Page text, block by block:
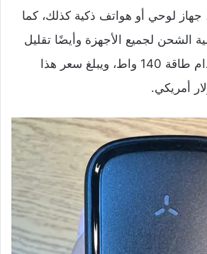
جهاز لوحي أو هواتف ذكية كذلك، كما
الشحن لجميع الأجهزة وأيضًا تقليل
الحرارة وهذا باستخدام طاقة 140 واط، ويبلغ سعر هذا